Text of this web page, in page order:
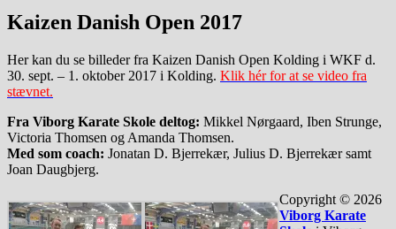
Kaizen Danish Open 2017
Her kan du se billeder fra Kaizen Danish Open Kolding i WKF d.
30. sept. – 1. oktober 2017 i Kolding. Klik hér for at se video fra
stævnet.
Fra Viborg Karate Skole deltog: Mikkel Nørgaard, Iben Strunge,
Victoria Thomsen og Amanda Thomsen.
Med som coach: Jonatan D. Bjerrekær, Julius D. Bjerrekær samt
Joan Daugbjerg.
Copyright © 2026
Viborg Karate